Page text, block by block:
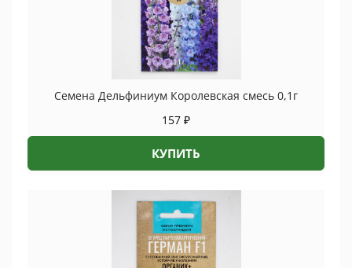
Семена Дельфиниум Королевская смесь 0,1г
157 ₽
КУПИТЬ